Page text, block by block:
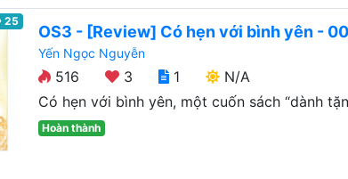
25
OS3 - [Review] Có hẹn với bình yên -
Yến Ngọc Nguyễn
516 3 1
N/A
Có hẹn với bình yên, một cuốn sách “dành
Hoàn thành